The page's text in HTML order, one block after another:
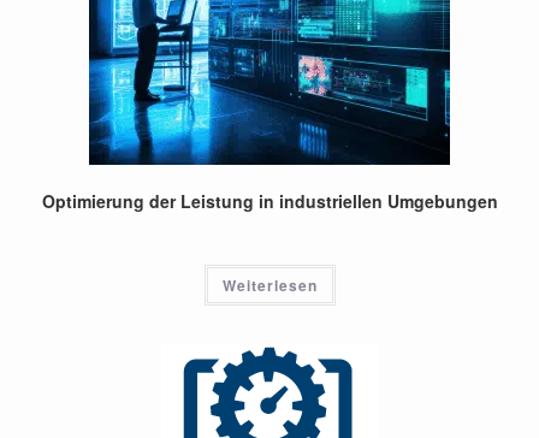
Optimierung der Leistung in industriellen Umgebungen
Weiterlesen